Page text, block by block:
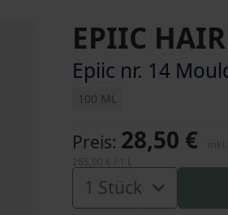
EPIIC
Epiic nr. 14
100 ML
Preis 28,50 €